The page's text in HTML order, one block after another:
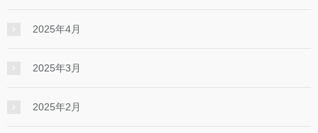
2025年4月
2025年3月
2025年2月